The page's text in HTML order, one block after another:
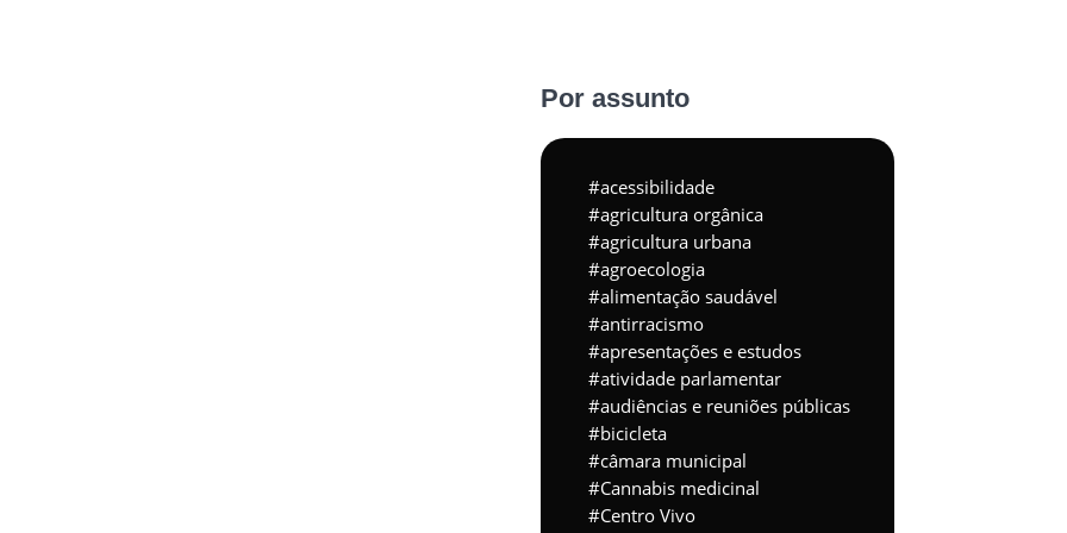
Por assunto
acessibilidade
agricultura orgânica
agricultura urbana
agroecologia
alimentação saudável
antirracismo
apresentações e estudos
atividade parlamentar
audiências e reuniões públicas
bicicleta
câmara municipal
Cannabis medicinal
Centro Vivo